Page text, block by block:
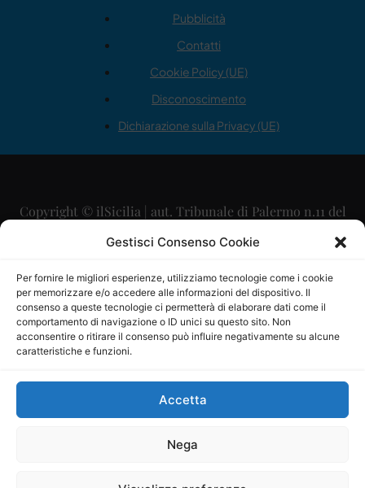
Gestisci Consenso Cookie
Per fornire le migliori esperienze, utilizziamo tecnologie come i cookie
per memorizzare e/o accedere alle informazioni del dispositivo. Il
consenso a queste tecnologie ci permetterà di elaborare dati come il
comportamento di navigazione o ID unici su questo sito. Non
acconsentire o ritirare il consenso può influire negativamente su alcune
caratteristiche e funzioni.
Accetta
Nega
Pubblicità
Contatti
Cookie Policy (UE)
Disconoscimento
Dichiarazione sulla Privacy (UE)
Copyright © ilSicilia | aut. Tribunale di Palermo n.11 del
29/09/2015
Direttore Editoriale: Maurizio Scaglione
Direttore Responsabile: Maria Calabrese
P.IVA: 06334930820
Mercurio Comunicazione Società Cooperativa a r.l. è
iscritta al Registro degli Operatori di Comunicazione al